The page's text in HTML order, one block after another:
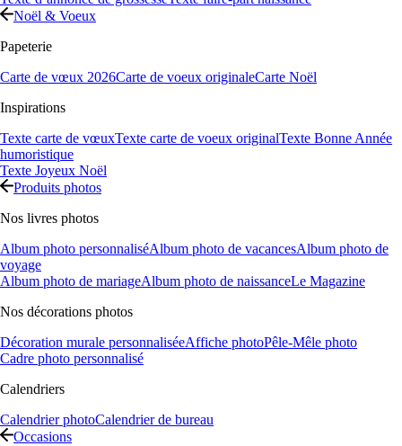
Noël & Voeux
Papeterie
Carte de vœux 2026Carte de voeux originaleCarte Noël
Inspirations
Texte carte de vœuxTexte carte de voeux originalTexte Bonne Année
humoristique
Texte Joyeux Noël
Produits photos
Nos livres photos
Album photo personnaliséAlbum photo de vacancesAlbum photo de
voyage
Album photo de mariageAlbum photo de naissanceLe Magazine
Nos décorations photos
Décoration murale personnaliséeAffiche photoPêle-Mêle photo
Cadre photo personnalisé
Calendriers
Calendrier photoCalendrier de bureau
Occasions